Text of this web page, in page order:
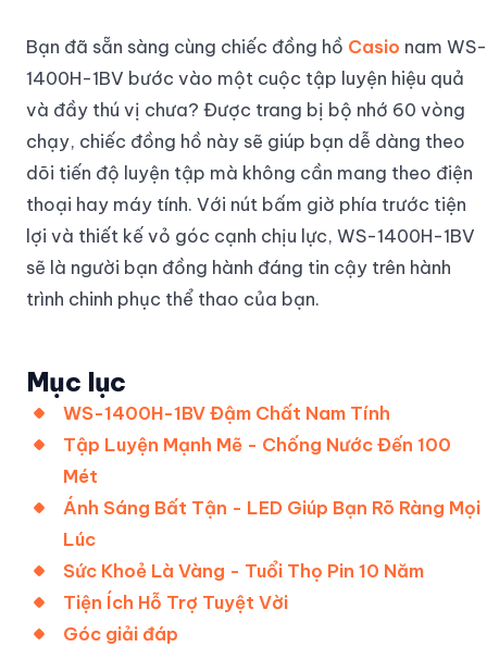
Bạn đã sẵn sàng cùng chiếc đồng hồ Casio nam WS-
1400H-1BV bước vào một cuộc tập luyện hiệu quả
và đầy thú vị chưa? Được trang bị bộ nhớ 60 vòng
chạy, chiếc đồng hồ này sẽ giúp bạn dễ dàng theo
dõi tiến độ luyện tập mà không cần mang theo điện
thoại hay máy tính. Với nút bấm giờ phía trước tiện
lợi và thiết kế vỏ góc cạnh chịu lực, WS-1400H-1BV
sẽ là người bạn đồng hành đáng tin cậy trên hành
trình chinh phục thể thao của bạn.
Mục lục
WS-1400H-1BV Đậm Chất Nam Tính
Tập Luyện Mạnh Mẽ - Chống Nước Đến 100
Mét
Ánh Sáng Bất Tận - LED Giúp Bạn Rõ Ràng Mọi
Lúc
Sức Khoẻ Là Vàng - Tuổi Thọ Pin 10 Năm
Tiện Ích Hỗ Trợ Tuyệt Vời
Góc giải đáp